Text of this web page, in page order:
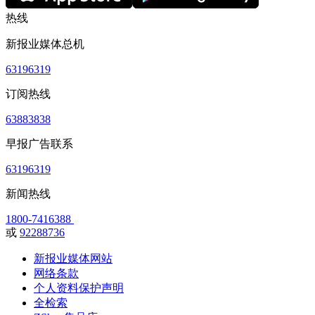
热线
新报业媒体总机
63196319
订阅热线
63883838
早报广告联系
63196319
新闻热线
1800-7416388
或 92288736
新报业媒体网站
网络条款
个人资料保护声明
全检索